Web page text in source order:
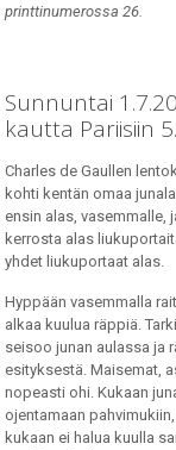
printtinumerossa 26.
Sunnuntai
kautta Pariisiin
Charles de Gaullen
kohti kentän omaa
ensin alas, vasemmalle,
kerrosta alas
yhdet liukuportaat alas.
Hyppään vasemmalla
alkaa kuulua räppiä.
seisoo junan aulassa ja
esityksestä. Maisemat,
nopeasti ohi. Kukaan
ojentamaan
kukaan ei halua kuulla